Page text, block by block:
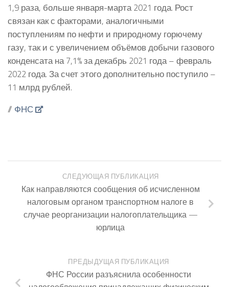
1,9 раза, больше января-марта 2021 года. Рост
связан как с факторами, аналогичными
поступлениям по нефти и природному горючему
газу, так и с увеличением объёмов добычи газового
конденсата на 7,1% за декабрь 2021 года – февраль
2022 года. За счет этого дополнительно поступило –
11 млрд рублей.
// ФНС
СЛЕДУЮЩАЯ ПУБЛИКАЦИЯ
Как направляются сообщения об исчисленном
налоговым органом транспортном налоге в
случае реорганизации налогоплательщика —
юрлица
ПРЕДЫДУЩАЯ ПУБЛИКАЦИЯ
ФНС России разъяснила особенности